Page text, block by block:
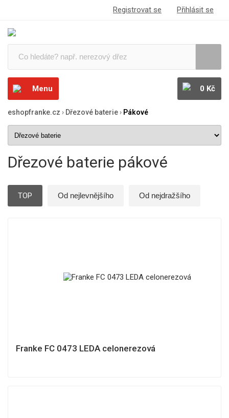
Registrovat se Přihlásit se
Menu 0 Kč
eshopfranke.cz › Dřezové baterie› Pákové
Dřezové baterie pákové
TOP Od nejlevnějšího Od nejdražšího
Franke FC 0473 LEDA celonerezová